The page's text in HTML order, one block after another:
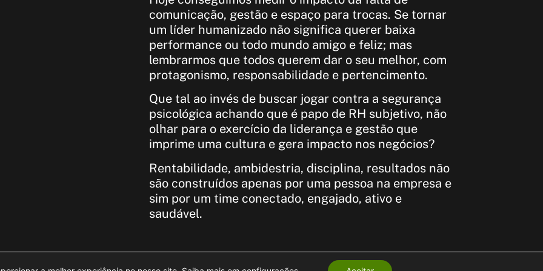
comunicação, gestão e espaço para trocas. Se tornar
um líder humanizado não significa querer baixa
performance ou todo mundo amigo e feliz; mas
lembrarmos que todos querem dar o seu melhor, com
protagonismo, responsabilidade e pertencimento.
Que tal ao invés de buscar jogar contra a segurança
psicológica achando que é papo de RH subjetivo, não
olhar para o exercício da liderança e gestão que
imprime uma cultura e gera impacto nos negócios?
Rentabilidade, ambidestria, disciplina, resultados não
são construídos apenas por uma pessoa na empresa e
sim por um time conectado, engajado, ativo e
saudável.